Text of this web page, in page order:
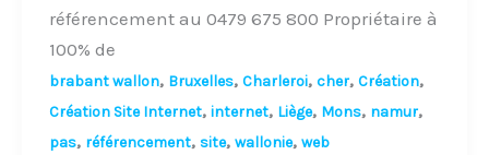
référencement au 0479 675 800 Propriétaire à
100% de
brabant wallon, Bruxelles,Charleroi,cher,Création,
Création Site Internet,internet, Liège, Mons, namur,
pas, référencement, site,wallonie,web